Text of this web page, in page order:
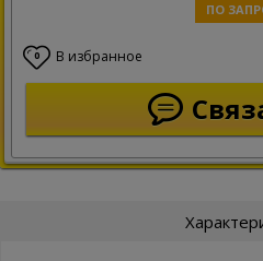
ПО
0 В избранное